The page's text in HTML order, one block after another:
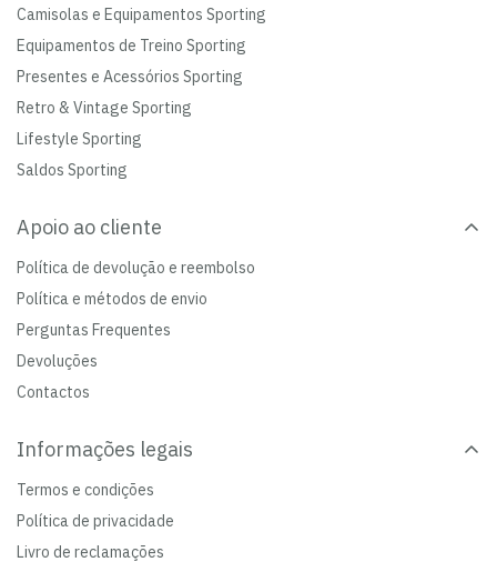
Camisolas e Equipamentos Sporting
Equipamentos de Treino Sporting
Presentes e Acessórios Sporting
Retro & Vintage Sporting
Lifestyle Sporting
Saldos Sporting
Apoio ao cliente
Política de devolução e reembolso
Política e métodos de envio
Perguntas Frequentes
Devoluções
Contactos
Informações legais
Termos e condições
Política de privacidade
Livro de reclamações